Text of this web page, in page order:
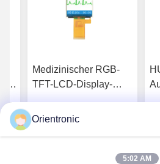
Preis
Medizinischer RGB-
TFT-LCD-Display-
Touchscreen-Modul für
Orientronic
5:02 AM